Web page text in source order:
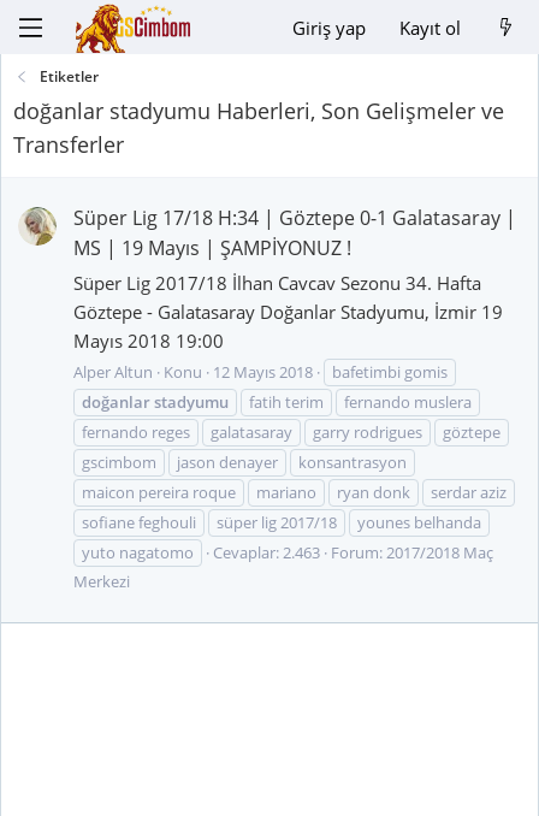
Giriş yap Kayıt ol
Etiketler
doğanlar stadyumu Haberleri, Son Gelişmeler ve
Transferler
Süper Lig 17/18 H:34 | Göztepe 0-1 Galatasaray |
MS | 19 Mayıs | ŞAMPİYONUZ !
Süper Lig 2017/18 İlhan Cavcav Sezonu 34. Hafta
Göztepe - Galatasaray Doğanlar Stadyumu, İzmir 19
Mayıs 2018 19:00
Alper Altun Konu 12 Mayıs 2018
bafetimbi gomis
doğanlarstadyumu fatih terim
fernando muslera
fernando reges
galatasaray garry rodrigues
göztepe
gscimbom
jason denayer
konsantrasyon
maicon pereira roque
mariano ryan donk
serdar aziz
sofiane feghouli
süper lig 2017/18
younes belhanda
yuto nagatomo
Cevaplar: 2.463 Forum:2017/2018 Maç
Merkezi